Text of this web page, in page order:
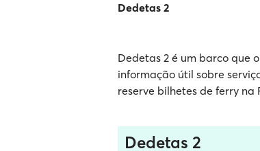
Dedetas 2
Dedetas 2 é um barco que
informação útil sobre
reserve bilhetes de ferry na
Dedetas 2